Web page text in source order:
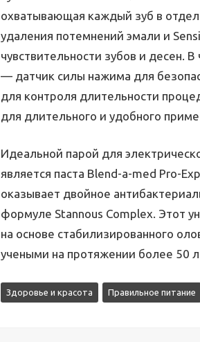
охватывающая каждый зуб в
удаления потемнений эмали и
чувствительности зубов и десен.
— датчик силы нажима для
для контроля длительности
для длительного и удобного
Идеальной парой для
является паста Blend-a-med Pro-
оказывает двойное
формуле Stannous Complex. Этот
на основе стабилизированного
учеными на протяжении более 50
Здоровье и красота Правильное питание